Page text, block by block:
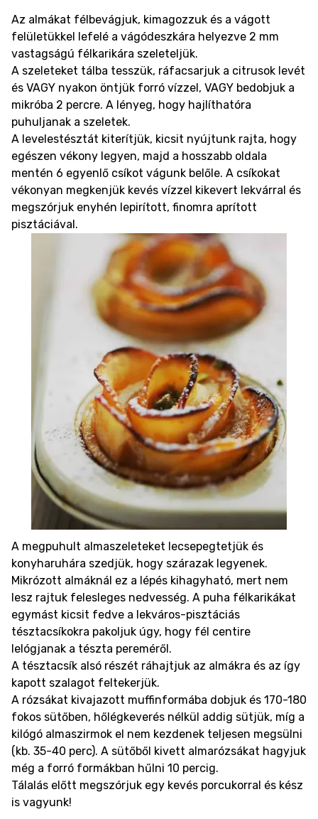
Az almákat félbevágjuk, kimagozzuk és a vágott
felületükkel lefelé a vágódeszkára helyezve 2 mm
vastagságú félkarikára szeleteljük.
A szeleteket tálba tesszük, ráfacsarjuk a citrusok levét
és VAGY nyakon öntjük forró vízzel, VAGY bedobjuk a
mikróba 2 percre. A lényeg, hogy hajlíthatóra
puhuljanak a szeletek.
A levelestésztát kiterítjük, kicsit nyújtunk rajta, hogy
egészen vékony legyen, majd a hosszabb oldala
mentén 6 egyenlő csíkot vágunk belőle. A csíkokat
vékonyan megkenjük kevés vízzel kikevert lekvárral és
megszórjuk enyhén lepirított, finomra aprított
pisztáciával.
A megpuhult almaszeleteket lecsepegtetjük és
konyharuhára szedjük, hogy szárazak legyenek.
Mikrózott almáknál ez a lépés kihagyható, mert nem
lesz rajtuk felesleges nedvesség. A puha félkarikákat
egymást kicsit fedve a lekváros-pisztáciás
tésztacsíkokra pakoljuk úgy, hogy fél centire
lelógjanak a tészta pereméről.
A tésztacsík alsó részét ráhajtjuk az almákra és az így
kapott szalagot feltekerjük.
A rózsákat kivajazott muffinformába dobjuk és 170-180
fokos sütőben, hőlégkeverés nélkül addig sütjük, míg a
kilógó almaszirmok el nem kezdenek teljesen megsülni
(kb. 35-40 perc). A sütőből kivett almarózsákat hagyjuk
még a forró formákban hűlni 10 percig.
Tálalás előtt megszórjuk egy kevés porcukorral és kész
is vagyunk!